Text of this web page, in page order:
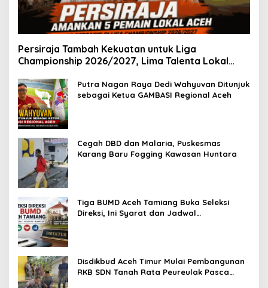
Persiraja Tambah Kekuatan untuk Liga
Championship 2026/2027, Lima Talenta Lokal
Putra Nagan Raya Dedi Wahyuvan Ditunjuk
sebagai Ketua GAMBASI Regional Aceh
Cegah DBD dan Malaria, Puskesmas
Karang Baru Fogging Kawasan Huntara
Tiga BUMD Aceh Tamiang Buka Seleksi
Direksi, Ini Syarat dan Jadwal
Disdikbud Aceh Timur Mulai Pembangunan
RKB SDN Tanah Rata Peureulak Pasca